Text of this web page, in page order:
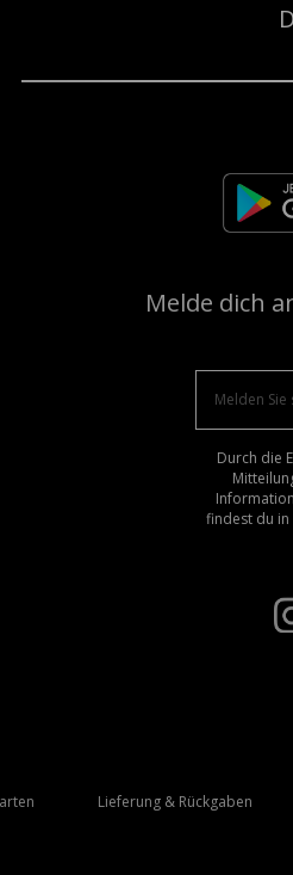
Melde dich
Durch die
findest du
Lieferung & Rückgaben